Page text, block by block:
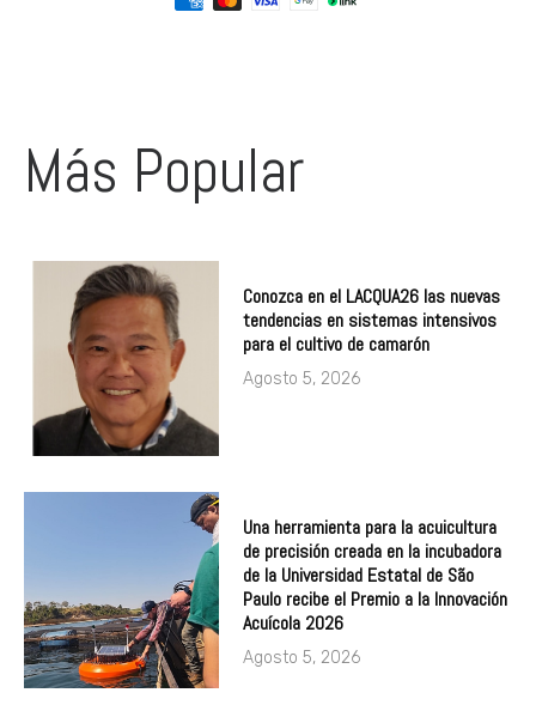
Más Popular
Conozca en el LACQUA26 las nuevas
tendencias en sistemas intensivos
para el cultivo de camarón
Agosto 5, 2026
Una herramienta para la acuicultura
de precisión creada en la incubadora
de la Universidad Estatal de São
Paulo recibe el Premio a la Innovación
Acuícola 2026
Agosto 5, 2026